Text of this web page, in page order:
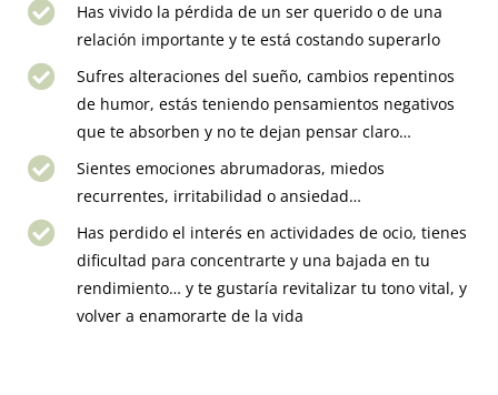
Has vivido la pérdida de un ser querido o de una
relación importante y te está costando superarlo
Sufres alteraciones del sueño, cambios repentinos
de humor, estás teniendo pensamientos negativos
que te absorben y no te dejan pensar claro…
Sientes emociones abrumadoras, miedos
recurrentes, irritabilidad o ansiedad…
Has perdido el interés en actividades de ocio, tienes
dificultad para concentrarte y una bajada en tu
rendimiento… y te gustaría revitalizar tu tono vital, y
volver a enamorarte de la vida